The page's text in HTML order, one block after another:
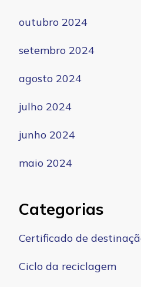
outubro 2024
setembro 2024
agosto 2024
julho 2024
junho 2024
maio 2024
Categorias
Certificado de
Ciclo da reciclagem